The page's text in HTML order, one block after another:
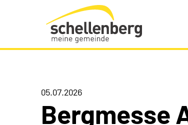
Gemeinde Schellenberg Startseite
05.07.2026
Bergmesse